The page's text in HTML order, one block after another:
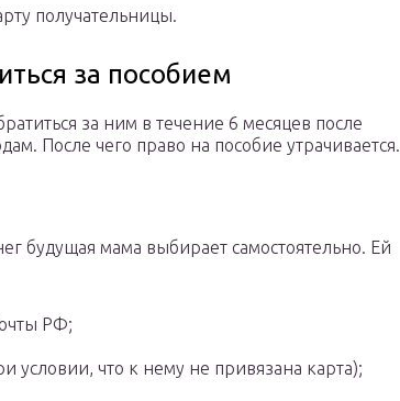
получательницы.
за пособием
за ним в течение 6 месяцев после
После чего право на пособие утрачивается.
будущая мама выбирает самостоятельно. Ей
РФ;
условии, что к нему не привязана карта);